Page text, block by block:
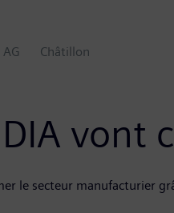
Châtillon
vont
le secteur manufacturier